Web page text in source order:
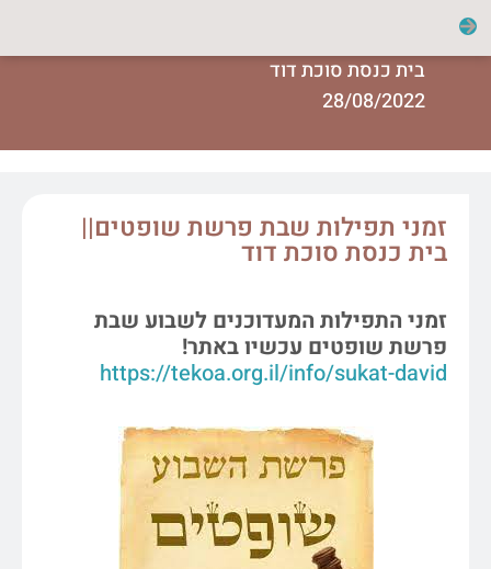
בית כנסת סוכת דוד
28/08/2022
זמני תפילות שבת פרשת שופטים||
בית כנסת סוכת דוד
זמני התפילות המעדוכנים לשבוע שבת
פרשת שופטים עכשיו באתר!
https://tekoa.org.il/info/sukat-david